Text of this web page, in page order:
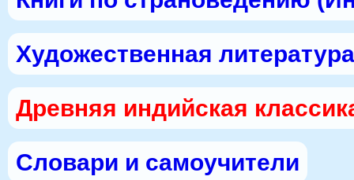
Художественная
Древняя индийская
Словари и самоучители